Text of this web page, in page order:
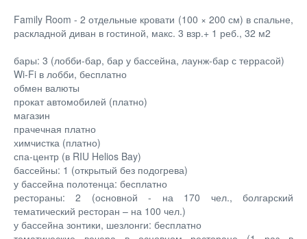
Family Room - 2 отдельные кровати (100 × 200 см) в спальне,
раскладной диван в гостиной, макс. 3 взр.+ 1 реб., 32 м2
бары: 3 (лобби-бар, бар у бассейна, лаунж-бар с террасой)
Wi-Fi в лобби, бесплатно
обмен валюты
прокат автомобилей (платно)
магазин
прачечная платно
химчистка (платно)
спа-центр (в RIU Helios Bay)
бассейны: 1 (открытый без подогрева)
у бассейна полотенца: бесплатно
рестораны: 2 (основной - на 170 чел., болгарский
тематический ресторан – на 100 чел.)
у бассейна зонтики, шезлонги: бесплатно